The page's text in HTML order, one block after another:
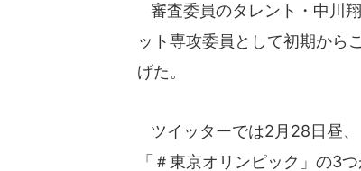
審査委員のタレント・中川
ット専攻委員として初期から
げた。
ツイッターでは2月28日昼、
「＃東京オリンピック」の3つ